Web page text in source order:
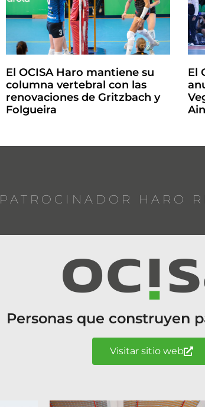
El OCISA Haro mantiene su
columna vertebral con las
renovaciones de Gritzbach y
Folgueira
El
PATROCINADOR HARO
Personas que construyen
Visitar sitio web